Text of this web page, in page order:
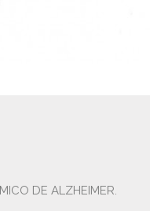
DE ALZHEIMER.